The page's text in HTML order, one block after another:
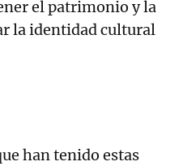
el patrimonio y la
la identidad cultural
han tenido estas